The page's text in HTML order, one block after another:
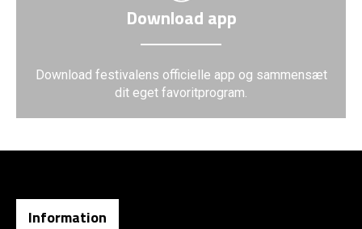
Download app
Download festivalens officielle app og sammensæt
dit eget favoritprogram.
Information